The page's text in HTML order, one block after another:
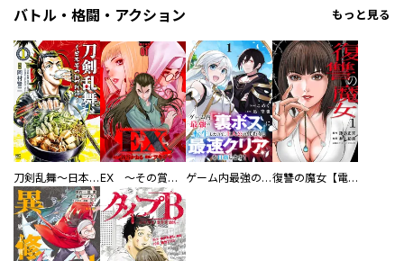
バトル・格闘・アクション もっと見る
刀剣乱舞～日本号つれづれ酒～ EX ～その賞金稼ぎは、世界の出口を探す～【単行本版】 ゲーム内最強の『裏ボス』に転生したので、主人公の代わりに最速クリアを目指します！【電子単行本版】 復讐の魔女【電子単行本版】